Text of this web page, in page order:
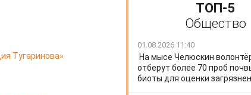
Тугаринова»
ТОП-5
Общество
01.08.2026 11:40
На мысе Челюскин
отберут более 70 проб
биоты для оценки